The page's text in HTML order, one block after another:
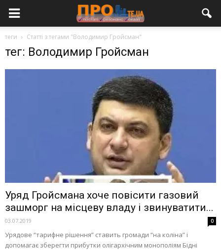
теги Статті з тегами "Володимир Гройсман"
тег: Володимир Гройсман
Уряд Гройсмана хоче повісити газовий
зашморг на місцеву владу і звинуватити...
03.07.2019 0
Урядове “тарифне рішення” ставить громади “на коліна” і
допомагає зберегти прибутки олігархічним монополіям Бідні